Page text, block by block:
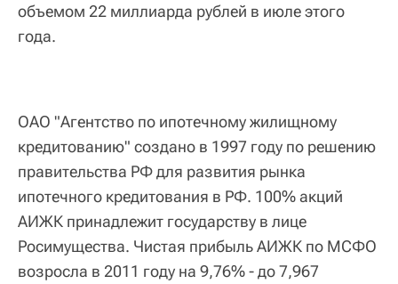
объемом 22 миллиарда рублей в июле этого
года.
ОАО "Агентство по ипотечному жилищному
кредитованию" создано в 1997 году по решению
правительства РФ для развития рынка
ипотечного кредитования в РФ. 100% акций
АИЖК принадлежит государству в лице
Росимущества. Чистая прибыль АИЖК по МСФО
возросла в 2011 году на 9,76% - до 7,967